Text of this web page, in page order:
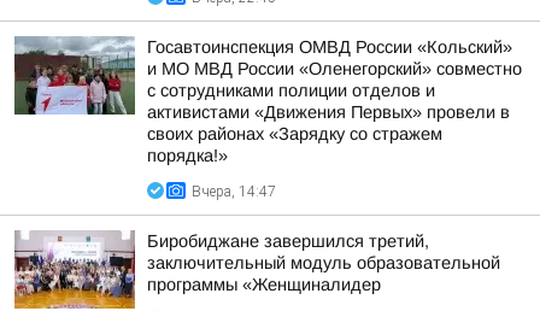
Госавтоинспекция ОМВД России «Кольский»
и МО МВД России «Оленегорский» совместно
с сотрудниками полиции отделов и
активистами «Движения Первых» провели в
своих районах «Зарядку со стражем
порядка!»
Вчера, 14:47
Биробиджане завершился третий,
заключительный модуль образовательной
программы «Женщиналидер